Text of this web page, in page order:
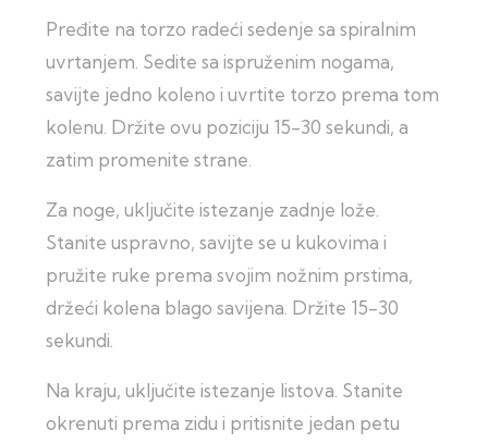
Pređite na torzo radeći sedenje sa spiralnim
uvrtanjem. Sedite sa ispruženim nogama,
savijte jedno koleno i uvrtite torzo prema tom
kolenu. Držite ovu poziciju 15-30 sekundi, a
zatim promenite strane.
Za noge, uključite istezanje zadnje lože.
Stanite uspravno, savijte se u kukovima i
pružite ruke prema svojim nožnim prstima,
držeći kolena blago savijena. Držite 15-30
sekundi.
Na kraju, uključite istezanje listova. Stanite
okrenuti prema zidu i pritisnite jedan petu